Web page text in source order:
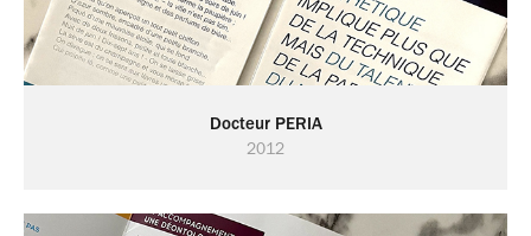
Docteur PERIA
2012